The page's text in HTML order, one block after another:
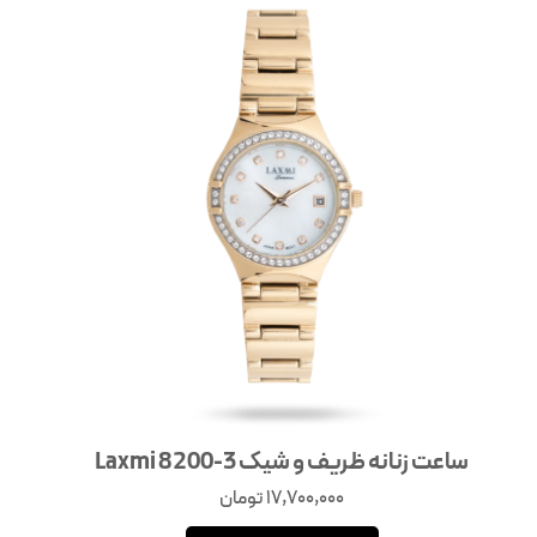
ساعت زنانه ظریف و شیک Laxmi 8200-3
17,700,000تومان